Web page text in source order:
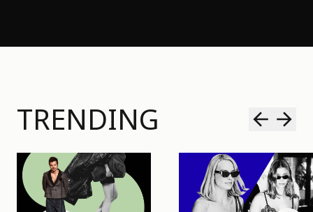
TRENDING